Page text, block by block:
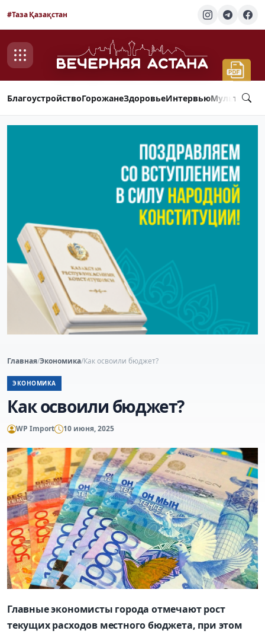
#Таза Қазақстан
БлагоустройствоГорожанеЗдоровьеИнтервью
Главная/Экономика/Как освоили бюджет?
ЭКОНОМИКА
Как освоили бюджет?
WP Import 10 июня, 2025
Главные экономисты города отмечают рост
текущих расходов местного бюджета, при этом